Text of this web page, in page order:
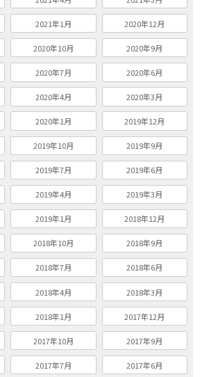
2021年1月 2020年12月
2020年10月 2020年9月
2020年7月 2020年6月
2020年4月 2020年3月
2020年1月 2019年12月
2019年10月 2019年9月
2019年7月 2019年6月
2019年4月 2019年3月
2019年1月 2018年12月
2018年10月 2018年9月
2018年7月 2018年6月
2018年4月 2018年3月
2018年1月 2017年12月
2017年10月 2017年9月
2017年7月 2017年6月